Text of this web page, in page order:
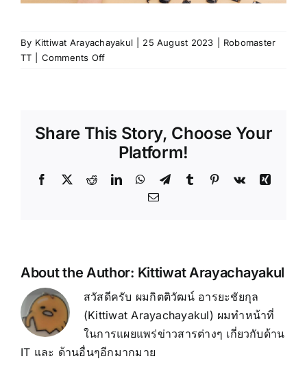
By Kittiwat Arayachayakul 25 August 2023
Robomaster
TT
Comments Offon
ใช้
ประโยชน์
งาน
Share This Story, Choose Your
Platform!
Facebook
X RedditLinkedInWhatsApp
TelegramTumblr Pinterest
Vk
Xing
Email
About the Author: Kittiwat Arayachayakul
สวัสดีครับ ผมกิตติวัฒน์ อารยะชัยกุล
(Kittiwat Arayachayakul) ผมทำหน้าที่
ในการแผยแพร่ข่าวสารต่างๆ เกี่ยวกับด้าน
IT และ ด้านอื่นๆอีกมากมาย